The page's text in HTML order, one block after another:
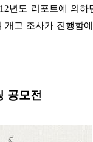
년도 리포트에 의하
개고 조사가 진행함
공모전